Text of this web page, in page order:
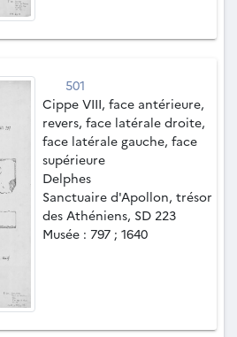
501
Cippe VIII, face antérieure,
revers, face latérale droite,
face latérale gauche, face
supérieure
Delphes
Sanctuaire d'Apollon, trésor
des Athéniens, SD 223
Musée : 797 ; 1640